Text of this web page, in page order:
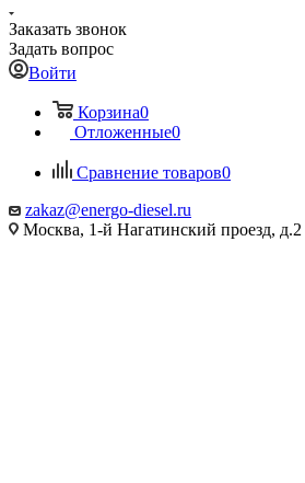
Заказать звонок
Задать вопрос
Войти
Корзина0
Отложенные0
Сравнение товаров0
zakaz@energo-diesel.ru
Москва, 1-й Нагатинский проезд, д.2